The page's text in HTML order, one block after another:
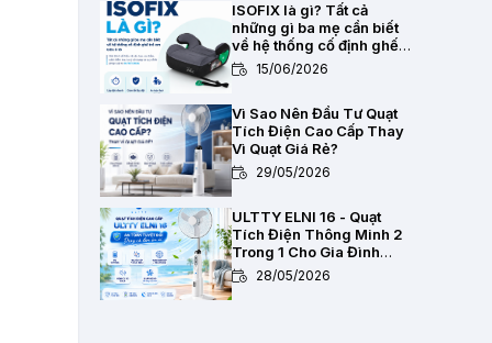
ISOFIX là gì? Tất cả
những gì ba mẹ cần biết
về hệ thống cố định ghế
trẻ em trên ô tô
15/06/2026
Vì Sao Nên Đầu Tư Quạt
Tích Điện Cao Cấp Thay
Vì Quạt Giá Rẻ?
29/05/2026
ULTTY ELNI 16 - Quạt
Tích Điện Thông Minh 2
Trong 1 Cho Gia Đình
Hiện Đại
28/05/2026